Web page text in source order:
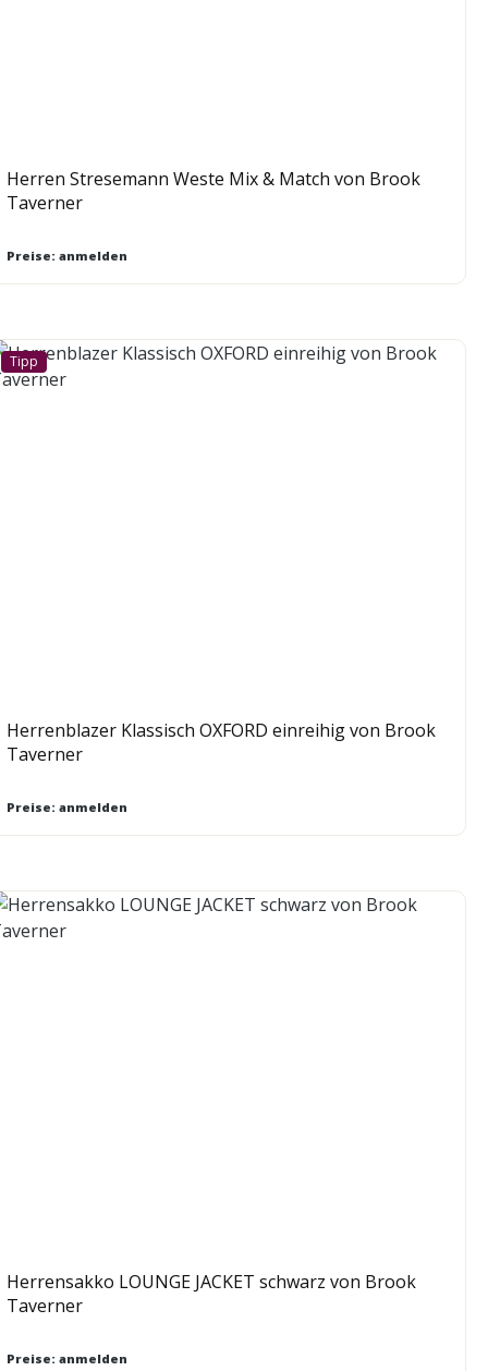
Herren Stresemann Weste Mix & Match von Brook
Taverner
Preise: anmelden
Tipp
Herrenblazer Klassisch OXFORD einreihig von Brook
Taverner
Preise: anmelden
Herrensakko LOUNGE JACKET schwarz von Brook
Taverner
Preise: anmelden